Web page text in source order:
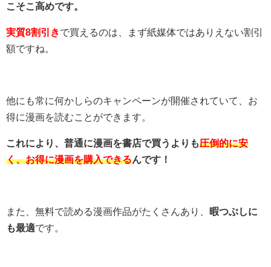
こそこ高めです。
実質8割引きで買えるのは、まず紙媒体ではありえない割引
額ですね。
他にも常に何かしらのキャンペーンが開催されていて、お
得に漫画を読むことができます。
これにより、普通に漫画を書店で買うよりも圧倒的に安
く、お得に漫画を購入できるんです！
また、無料で読める漫画作品がたくさんあり、
暇つぶしに
も最適です。